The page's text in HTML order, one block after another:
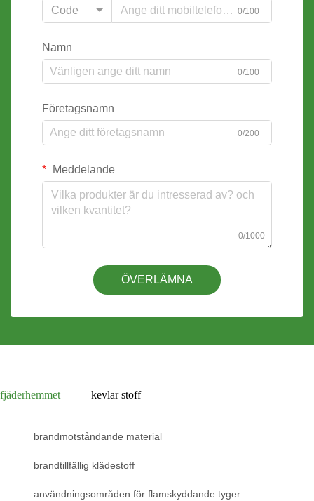
Code
0/100
Namn
0/100
Företagsnamn
0/200
Meddelande
0/1000
ÖVERLÄMNA
fjäderhemmet kevlar stoff
brandmotståndande material
brandtillfällig klädestoff
användningsområden för flamskyddande tyger